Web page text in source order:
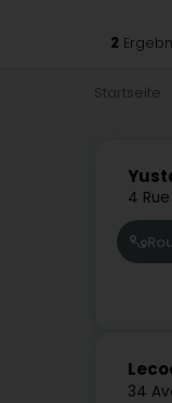
2
Startseite
4
34